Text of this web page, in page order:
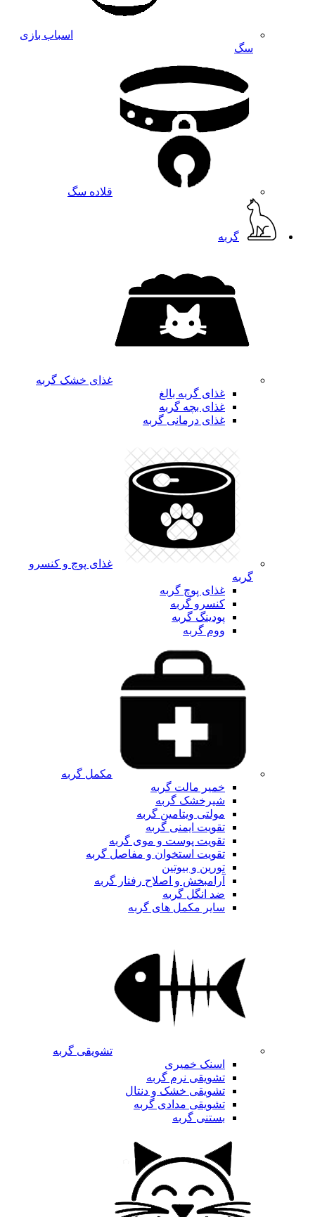
اسباب بازی
سگ
قلاده سگ
گربه
غذای خشک گربه
غذای گربه بالغ
غذای بچه گربه
غذای درمانی گربه
غذای پوچ و کنسرو
گربه
غذای پوچ گربه
کنسرو گربه
پودینگ گربه
ووم گربه
مکمل گربه
خمیر مالت گربه
شیرخشک گربه
مولتی ویتامین گربه
تقویت ایمنی گربه
تقویت پوست و موی گربه
تقویت استخوان و مفاصل گربه
تورین و بیوتین
آرامبخش و اصلاح رفتار گربه
ضد انگل گربه
سایر مکمل های گربه
تشویقی گربه
اسنک خمیری
تشویقی نرم گربه
تشویقی خشک و دنتال
تشویقی مدادی گربه
بستنی گربه